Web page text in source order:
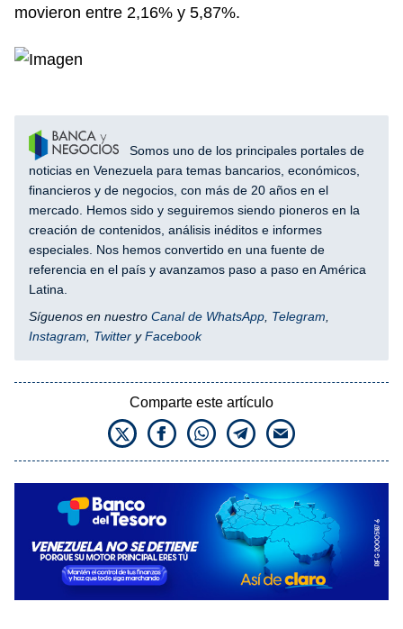
movieron entre 2,16% y 5,87%.
Somos uno de los principales portales de
noticias en Venezuela para temas bancarios, económicos,
financieros y de negocios, con más de 20 años en el
mercado. Hemos sido y seguiremos siendo pioneros en la
creación de contenidos, análisis inéditos e informes
especiales. Nos hemos convertido en una fuente de
referencia en el país y avanzamos paso a paso en América
Latina.
Síguenos en nuestro Canal de WhatsApp Telegram
Instagram
Twitter yFacebook
Comparte este artículo